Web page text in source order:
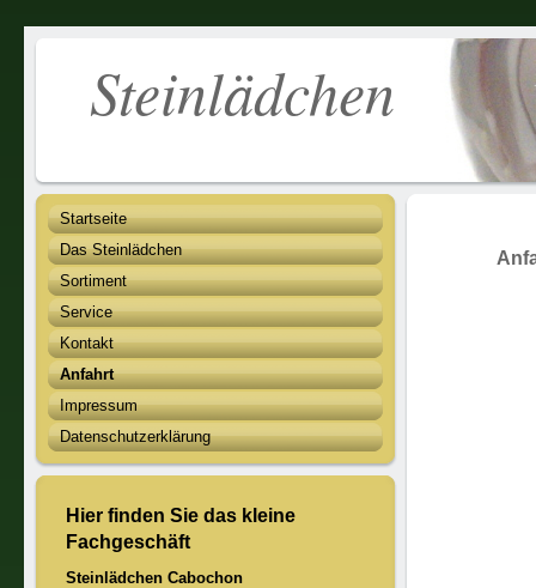
Startseite
Das Steinlädchen
Sortiment
Service
Kontakt
Anfahrt
Impressum
Datenschutzerklärung
Hier finden Sie das kleine
Fachgeschäft
Steinlädchen Cabochon